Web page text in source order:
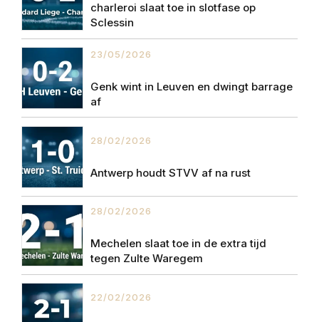
charleroi slaat toe in slotfase op
Sclessin
23/05/2026
Genk wint in Leuven en dwingt barrage
af
28/02/2026
Antwerp houdt STVV af na rust
28/02/2026
Mechelen slaat toe in de extra tijd
tegen Zulte Waregem
22/02/2026